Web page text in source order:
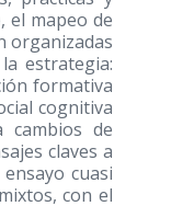
el mapeo de
organizadas
estrategia:
formativa
cognitiva
cambios de
claves a
cuasi
con el